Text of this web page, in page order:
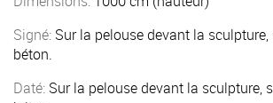
Signé: Sur la pelouse devant la
béton.
Daté: Sur la pelouse devant la sculpture,